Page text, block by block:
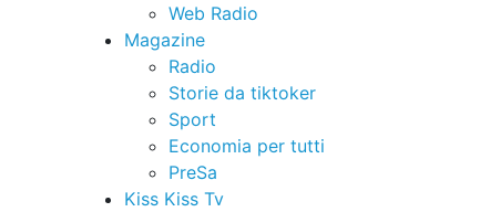
Web Radio
Magazine
Radio
Storie da tiktoker
Sport
Economia per tutti
PreSa
Kiss Kiss Tv